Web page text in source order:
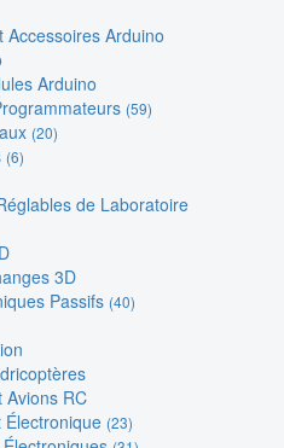
Accessoires Arduino
Arduino
(59)
(20)
(6)
de Laboratoire
3D
Passifs (40)
Avions RC
(23)